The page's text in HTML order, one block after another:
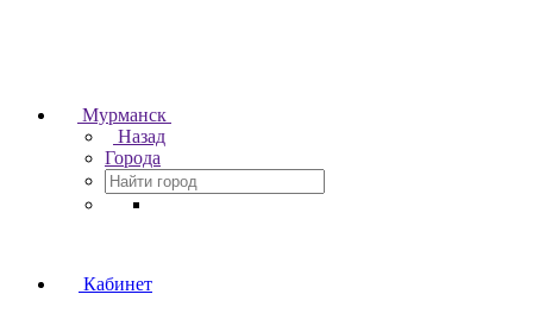
Мурманск
Назад
Города
Кабинет